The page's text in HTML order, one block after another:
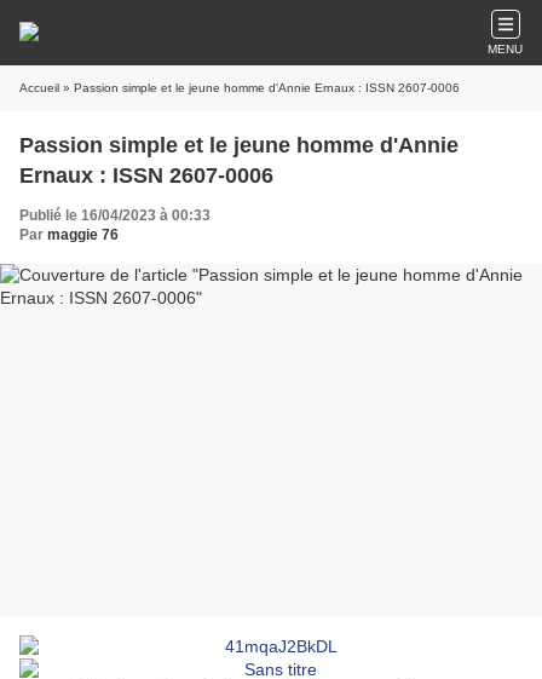
MENU
Accueil » Passion simple et le jeune homme d'Annie Ernaux : ISSN 2607-0006
Passion simple et le jeune homme d'Annie
Ernaux : ISSN 2607-0006
Publié le 16/04/2023 à 00:33
Par maggie 76